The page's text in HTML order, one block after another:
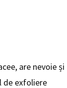
are nevoie și
de exfoliere